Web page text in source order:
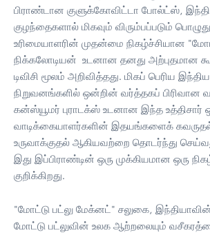
பிராண்டான குளுக்கோவிட்டா போல்ட்ஸ்,
குழந்தைகளால் மிகவும் விரும்பப்படும்
உரிமையாளரின் முதன்மை நிகழ்ச்சியான
நிக்கலோடியன் உடனான தனது அற்புதமான
டிவிசி மூலம் அறிவித்தது. மிகப் பெரிய
நிறுவனங்களில் ஒன்றின் வர்த்தகப் பிரிவான
கன்ஸ்யூமர் புராடக்ஸ் உடனான இந்த உத்திசார்
வாடிக்கையாளர்களின் இதயங்களைக்
உருவாக்குதல் ஆகியவற்றை தொடர்ந்து
இது இப்பிராண்டின் ஒரு முக்கியமான ஒரு
குறிக்கிறது.
"மோட்டு பட்லு மேக்னட்" சலுகை, இந்தியாவின்
மோட்டு பட்லுவின் உலக ஆற்றலையும்